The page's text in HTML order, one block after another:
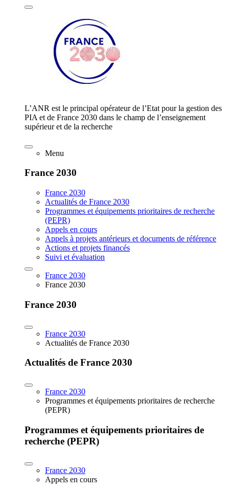
L’ANR est le principal opérateur de l’Etat pour la gestion des
PIA et de France 2030 dans le champ de l’enseignement
supérieur et de la recherche
Menu
France 2030
France 2030
Actualités de France 2030
Programmes et équipements prioritaires de recherche
(PEPR)
Appels en cours
Appels à projets antérieurs et documents de référence
Actions et projets financés
Suivi et évaluation
France 2030
France 2030
France 2030
France 2030
Actualités de France 2030
Actualités de France 2030
France 2030
Programmes et équipements prioritaires de recherche
(PEPR)
Programmes et équipements prioritaires de
recherche (PEPR)
France 2030
Appels en cours